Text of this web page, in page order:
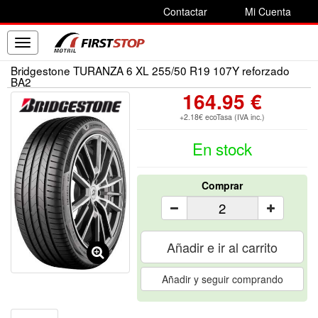
Contactar Mi Cuenta
Toggle
navigation
Bridgestone TURANZA 6 XL 255/50 R19 107Y reforzado
BA2
164.95 €
+2.18€ ecoTasa (IVA inc.)
En stock
Comprar
Añadir e ir al carrito
Añadir y seguir comprando